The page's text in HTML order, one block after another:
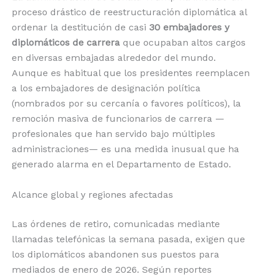
o
k
p
k r
proceso drástico de reestructuración diplomática al
ordenar la destitución de casi 30 embajadores y
diplomáticos de carrera que ocupaban altos cargos
en diversas embajadas alrededor del mundo.
Aunque es habitual que los presidentes reemplacen
a los embajadores de designación política
(nombrados por su cercanía o favores políticos), la
remoción masiva de funcionarios de carrera —
profesionales que han servido bajo múltiples
administraciones— es una medida inusual que ha
generado alarma en el Departamento de Estado.
Alcance global y regiones afectadas
Las órdenes de retiro, comunicadas mediante
llamadas telefónicas la semana pasada, exigen que
los diplomáticos abandonen sus puestos para
mediados de enero de 2026. Según reportes